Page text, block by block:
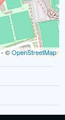
- ©OpenStreetMap